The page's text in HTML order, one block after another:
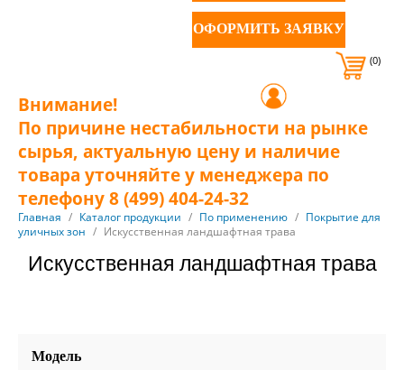
ОФОРМИТЬ ЗАЯВКУ
(0)
Внимание!
По причине нестабильности на рынке
сырья, актуальную цену и наличие
товара уточняйте у менеджера по
телефону 8 (499) 404-24-32
Главная / Каталог продукции / По применению / Покрытие для
уличных зон / Искусственная ландшафтная трава
Искусственная ландшафтная трава
Модель